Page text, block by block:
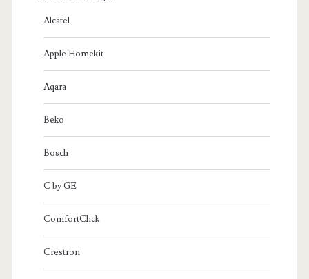
Alcatel
Apple Homekit
Aqara
Beko
Bosch
C by GE
ComfortClick
Crestron